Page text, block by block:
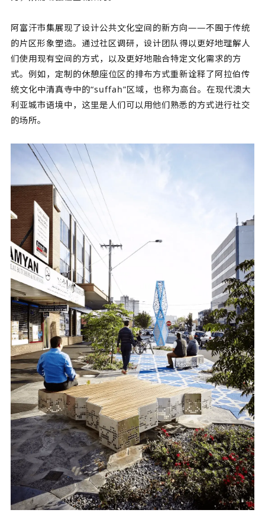
阿富汗市集展现了设计公共文化空间的新方向——不囿于传统
的片区形象塑造。通过社区调研，设计团队得以更好地理解人
们使用现有空间的方式，以及更好地融合特定文化需求的方
式。例如，定制的休憩座位区的排布方式重新诠释了阿拉伯传
统文化中清真寺中的“suffah”区域，也称为高台。在现代澳大
利亚城市语境中，这里是人们可以用他们熟悉的方式进行社交
的场所。